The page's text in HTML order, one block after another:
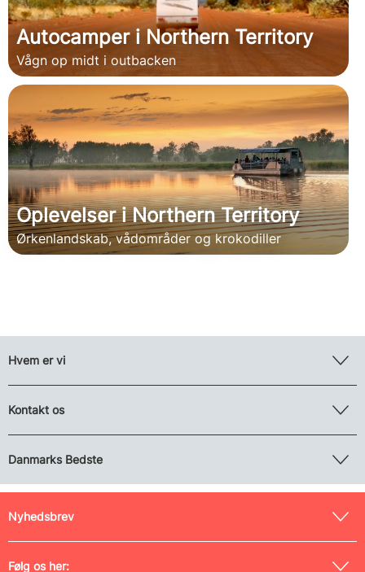
Autocamper i Northern Territory
Vågn op midt i outbacken
Oplevelser i Northern Territory
Ørkenlandskab, vådområder og krokodiller
Hvem er vi
Kontakt os
Danmarks Bedste
Nyhedsbrev
Følg os her: